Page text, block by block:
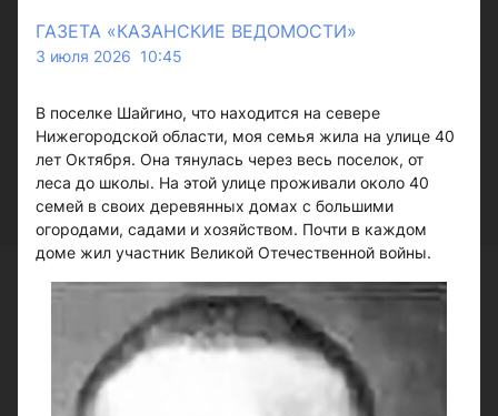
ГАЗЕТА «КАЗАНСКИЕ ВЕДОМОСТИ»
3 июля 2026 10:45
В поселке Шайгино, что находится на севере
Нижегородской области, моя семья жила на улице 40
лет Октября. Она тянулась через весь поселок, от
леса до школы. На этой улице проживали около 40
семей в своих деревянных домах с большими
огородами, садами и хозяйством. Почти в каждом
доме жил участник Великой Отечественной войны.